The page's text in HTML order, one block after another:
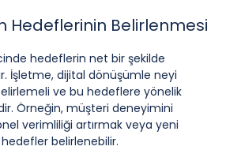
Hedeflerinin Belirlenmesi
hedeflerin net bir şekilde
İşletme, dijital dönüşümle neyi
ve bu hedeflere yönelik
Örneğin, müşteri deneyimini
verimliliği artırmak veya yeni
belirlenebilir.